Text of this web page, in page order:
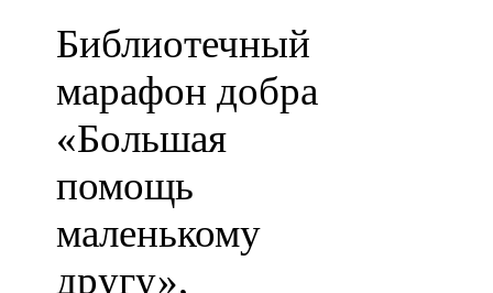
Библиотечный
марафон добра
«Большая
помощь
маленькому
другу»,